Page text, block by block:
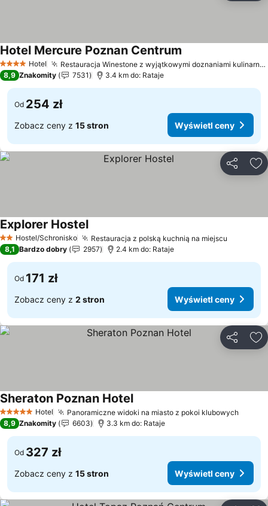
4 KategoriaHotel Restauracja Winestone z wyjątkowymi doznaniami kulinarnymi
Hotel Mercure Poznan Centrum
8,9 Znakomity 7531 3.4 km do: Rataje
Od 254 zł
Zobacz ceny z 15 stron Wyświetl ceny
2 Kategoria
Hostel/Schronisko Restauracja z polską kuchnią na miejscu
Explorer HostelWyświetl ceny
8,1 Bardzo dobry 2957 2.4 km do: Rataje
Od 171 zł
Zobacz ceny z 2 stron Wyświetl ceny
5 KategoriaHotel Panoramiczne widoki na miasto z pokoi klubowych
Sheraton Poznan HotelWyświetl ceny
8,9 Znakomity 6603 3.3 km do: Rataje
Od 327 zł
Zobacz ceny z 15 stron Wyświetl ceny